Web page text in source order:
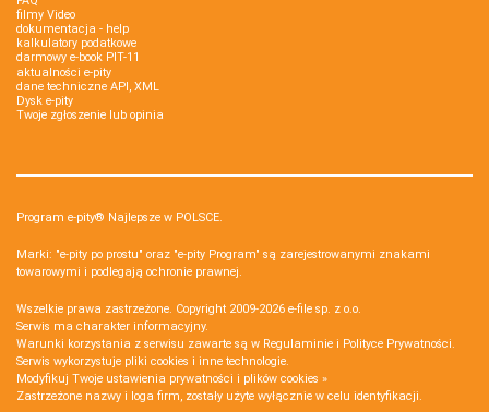
filmy Video
dokumentacja - help
kalkulatory podatkowe
darmowy e-book PIT-11
aktualności e-pity
dane techniczne API, XML
Dysk e-pity
Twoje zgłoszenie lub opinia
Program e-pity® Najlepsze w POLSCE.
Marki: "e-pity po prostu" oraz "e-pity Program" są zarejestrowanymi znakami
towarowymi i podlegają ochronie prawnej.
Wszelkie prawa zastrzeżone. Copyright 2009-2026 e-file sp. z o.o.
Serwis ma charakter informacyjny.
Warunki korzystania z serwisu zawarte są w Regulaminie i Polityce Prywatności.
Serwis wykorzystuje pliki cookies i inne technologie.
Modyfikuj Twoje ustawienia prywatności i plików cookies »
Zastrzeżone nazwy i loga firm, zostały użyte wyłącznie w celu identyfikacji.